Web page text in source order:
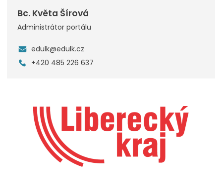
Bc. Květa Šírová
Administrátor portálu
edulk@edulk.cz
+420 485 226 637